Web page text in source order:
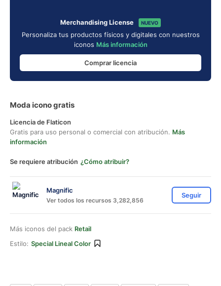
Merchandising License NUEVO
Personaliza tus productos físicos y digitales con nuestros
iconos Más información
Comprar licencia
Moda icono gratis
Licencia de Flaticon
Gratis para uso personal o comercial con atribución. Más
información
Se requiere atribución ¿Cómo atribuir?
Magnific
Ver todos los recursos 3,282,856
Seguir
Más iconos del pack Retail
Estilo: Special Lineal Color